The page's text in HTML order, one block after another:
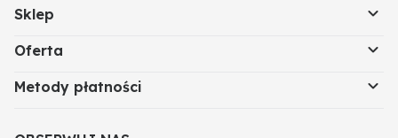
Sklep
Oferta
Metody płatności